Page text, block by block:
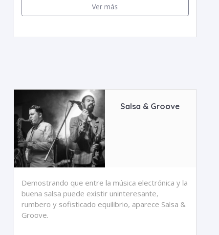
Ver más
Salsa & Groove
Demostrando que entre la música electrónica y la
buena salsa puede existir uninteresante,
rumbero y sofisticado equilibrio, aparece Salsa &
Groove.